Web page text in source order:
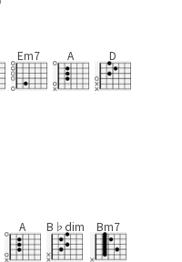
Em7 A D
A B♭dim Bm7